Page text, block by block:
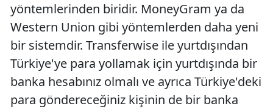
yöntemlerinden biridir. MoneyGram ya da
Western Union gibi yöntemlerden daha yeni
bir sistemdir. Transferwise ile yurtdışından
Türkiye'ye para yollamak için yurtdışında bir
banka hesabınız olmalı ve ayrıca Türkiye'deki
para göndereceğiniz kişinin de bir banka